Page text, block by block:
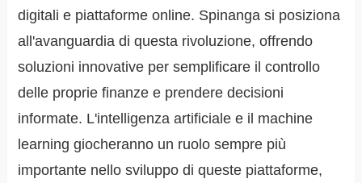
digitali e piattaforme online. Spinanga si posiziona
all'avanguardia di questa rivoluzione, offrendo
soluzioni innovative per semplificare il controllo
delle proprie finanze e prendere decisioni
informate. L'intelligenza artificiale e il machine
learning giocheranno un ruolo sempre più
importante nello sviluppo di queste piattaforme,